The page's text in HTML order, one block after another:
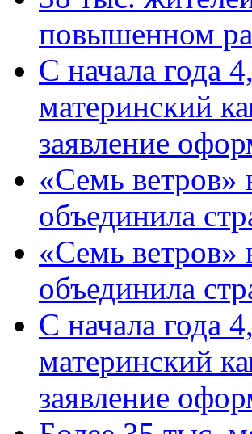
повышенном
С начала года
материнский
заявление
«Семь ветров»
объединила
«Семь ветров»
объединила
С начала года
материнский
заявление